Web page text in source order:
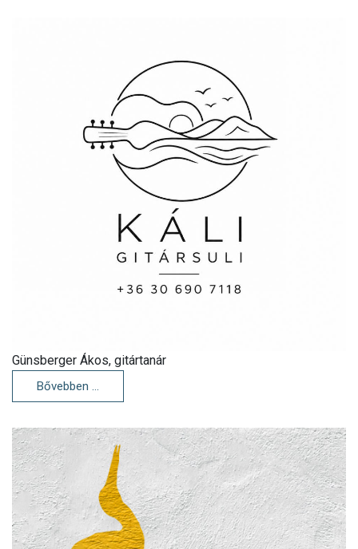
Günsberger Ákos, gitártanár
Bővebben …